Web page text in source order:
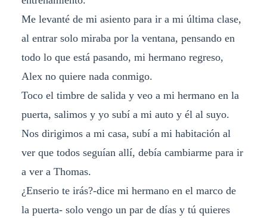
Me levanté de mi asiento para ir a mi última clase,
al entrar solo miraba por la ventana, pensando en
todo lo que está pasando, mi hermano regreso,
Alex no quiere nada conmigo.
Toco el timbre de salida y veo a mi hermano en la
puerta, salimos y yo subí a mi auto y él al suyo.
Nos dirigimos a mi casa, subí a mi habitación al
ver que todos seguían allí, debía cambiarme para ir
a ver a Thomas.
¿Enserio te irás?-dice mi hermano en el marco de
la puerta- solo vengo un par de días y tú quieres